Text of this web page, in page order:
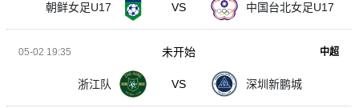
朝鲜女足U17 VS 中国台北女足U17
05-02 19:35 中超
浙江队 VS 深圳新鹏城
未开始